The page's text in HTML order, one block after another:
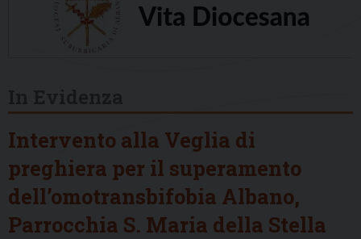
Intervento alla Veglia di
preghiera per il superamento
dell’omotransbifobia Albano,
Parrocchia S. Maria della Stella